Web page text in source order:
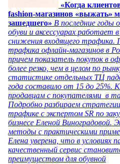
«Когда
fashion-магазинов «выжать»
зашедшего» В последние годы
обуви и аксессуарах работает
снижения входящего трафика.
трафика офлайн-магазинов в
причем показатель покупок в
более резко, чем в целом по
статистике отдельных ТЦ
года составило от 15 до 25%.
продавцам с покупателями в
Подробно разбираем
трафике с экспертом SR по
бизнесе Еленой Виноградовой.
методы с практическими
Елена уверена, что в условиях
качественный сервис
преимуществом для обувной